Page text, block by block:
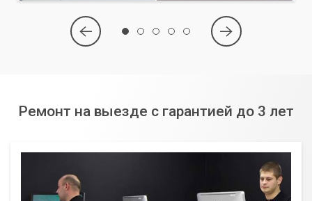
Ремонт на выезде с гарантией до 3 лет